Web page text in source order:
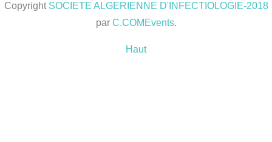
Copyright SOCIETE ALGERIENNE D'INFECTIOLOGIE-2018
par C.COMEvents.
Haut